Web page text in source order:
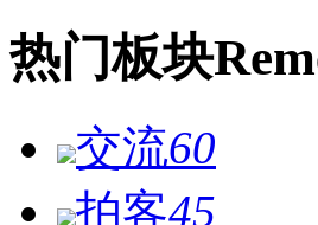
热门板块
交流60
拍客45